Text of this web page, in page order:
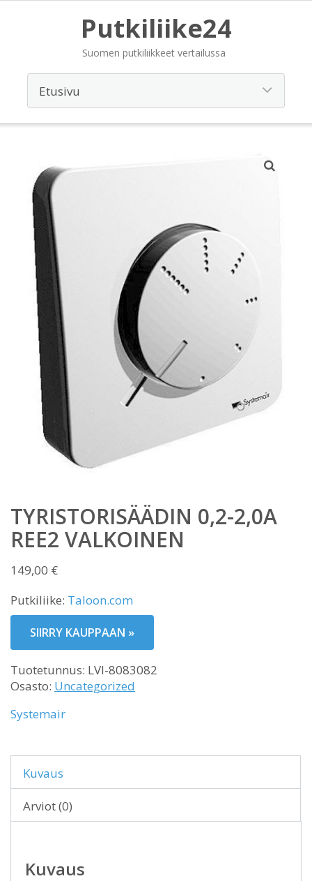
Putkiliike24
Suomen putkiliikkeet vertailussa
TYRISTORISÄÄDIN 0,2-2,0A
REE2 VALKOINEN
149,00 €
Putkiliike: Taloon.com
SIIRRY KAUPPAAN »
Tuotetunnus: LVI-8083082
Osasto: Uncategorized
Systemair
Kuvaus
Arviot (0)
Kuvaus